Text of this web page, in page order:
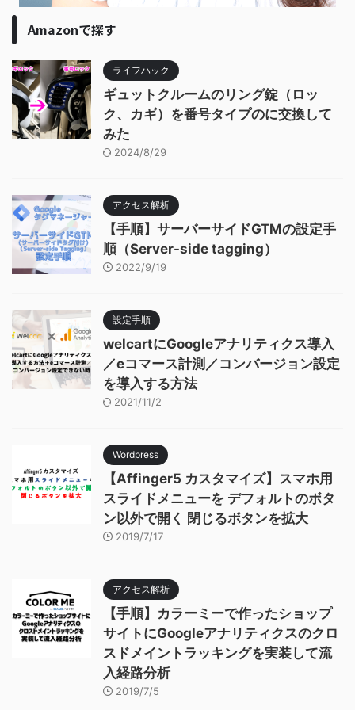
Amazonで探す
ライフハック
ギュットクルームのリング錠（ロッ
ク、カギ）を番号タイプのに交換して
みた
2024/8/29
アクセス解析
【手順】サーバーサイドGTMの設定手
順（Server-side tagging）
2022/9/19
設定手順
welcartにGoogleアナリティクス導入
／eコマース計測／コンバージョン設定
を導入する方法
2021/11/2
Wordpress
【Affinger5 カスタマイズ】スマホ用
スライドメニューを デフォルトのボタ
ン以外で開く 閉じるボタンを拡大
2019/7/17
アクセス解析
【手順】カラーミーで作ったショップ
サイトにGoogleアナリティクスのクロ
スドメイントラッキングを実装して流
入経路分析
2019/7/5